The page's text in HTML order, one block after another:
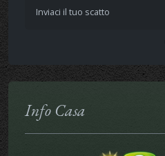
Inviaci il tuo scatto
Info Casa